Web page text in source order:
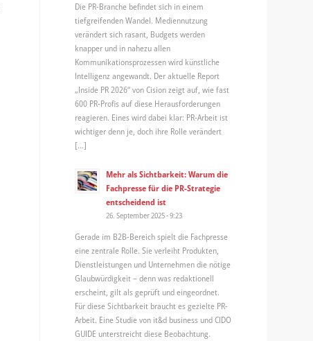
Die PR-Branche befindet sich in einem
tiefgreifenden Wandel. Mediennutzung
verändert sich rasant, Budgets werden
knapper und in nahezu allen
Kommunikationsprozessen wird künstliche
Intelligenz angewandt. Der aktuelle Report
„Inside PR 2026“ von Cision zeigt auf, wie fast
600 PR-Profis auf diese Herausforderungen
reagieren. Eines wird dabei klar: PR-Arbeit ist
wichtiger denn je, doch ihre Rolle verändert
[…]
Mehr als Sichtbarkeit: Warum die
Fachpresse für die PR-Strategie
entscheidend ist
26. September 2025 - 9:23
Gerade im B2B-Bereich spielt die Fachpresse
eine zentrale Rolle. Sie verleiht Produkten,
Dienstleistungen und Unternehmen die nötige
Glaubwürdigkeit – denn was redaktionell
erscheint, gilt als geprüft und eingeordnet.
Für diese Sichtbarkeit braucht es gezielte PR-
Arbeit. Eine Studie von it&d business und CIDO
GUIDE unterstreicht diese Beobachtung.